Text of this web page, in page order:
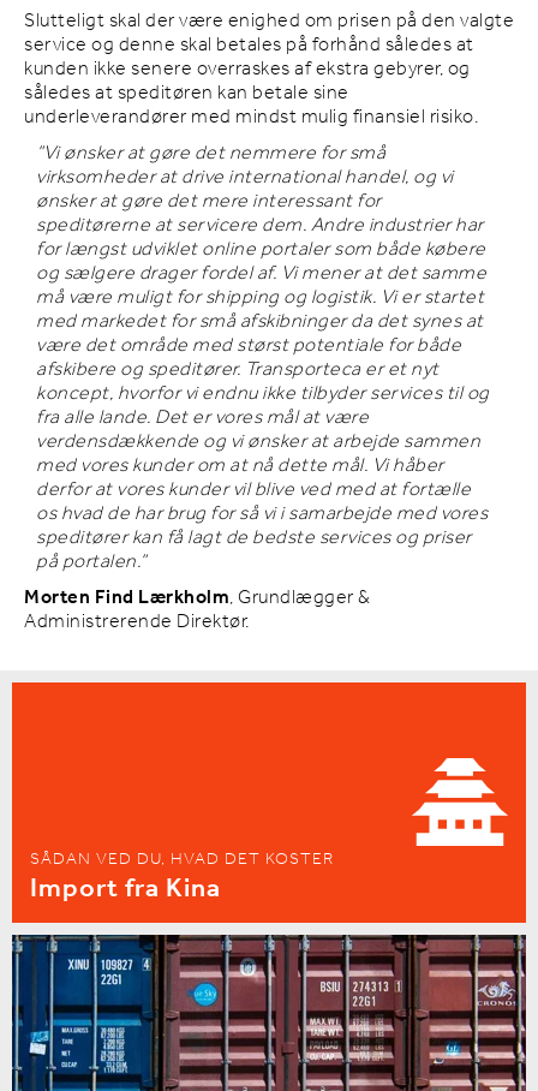
Slutteligt skal der være enighed om prisen på den valgte
service og denne skal betales på forhånd således at
kunden ikke senere overraskes af ekstra gebyrer, og
således at speditøren kan betale sine
underleverandører med mindst mulig finansiel risiko.
”Vi ønsker at gøre det nemmere for små
virksomheder at drive international handel, og vi
ønsker at gøre det mere interessant for
speditørerne at servicere dem. Andre industrier har
for længst udviklet online portaler som både købere
og sælgere drager fordel af. Vi mener at det samme
må være muligt for shipping og logistik. Vi er startet
med markedet for små afskibninger da det synes at
være det område med størst potentiale for både
afskibere og speditører. Transporteca er et nyt
koncept, hvorfor vi endnu ikke tilbyder services til og
fra alle lande. Det er vores mål at være
verdensdækkende og vi ønsker at arbejde sammen
med vores kunder om at nå dette mål. Vi håber
derfor at vores kunder vil blive ved med at fortælle
os hvad de har brug for så vi i samarbejde med vores
speditører kan få lagt de bedste services og priser
på portalen.”
Morten Find Lærkholm, Grundlægger &
Administrerende Direktør.
SÅDAN VED DU, HVAD DET KOSTER
Import fra Kina